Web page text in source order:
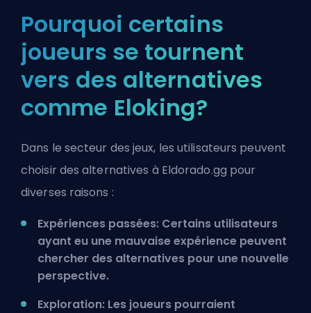
Pourquoi certains
joueurs se tournent
vers des alternatives
comme Eloking?
Dans le secteur des jeux, les utilisateurs peuvent
choisir des alternatives à Eldorado.gg pour
diverses raisons :
Expériences passées: Certains utilisateurs
ayant eu une mauvaise expérience peuvent
chercher des alternatives pour une nouvelle
perspective.
Exploration: Les joueurs pourraient